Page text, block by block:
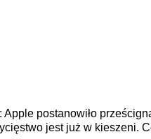
postanowiło
jest już w kieszeni.